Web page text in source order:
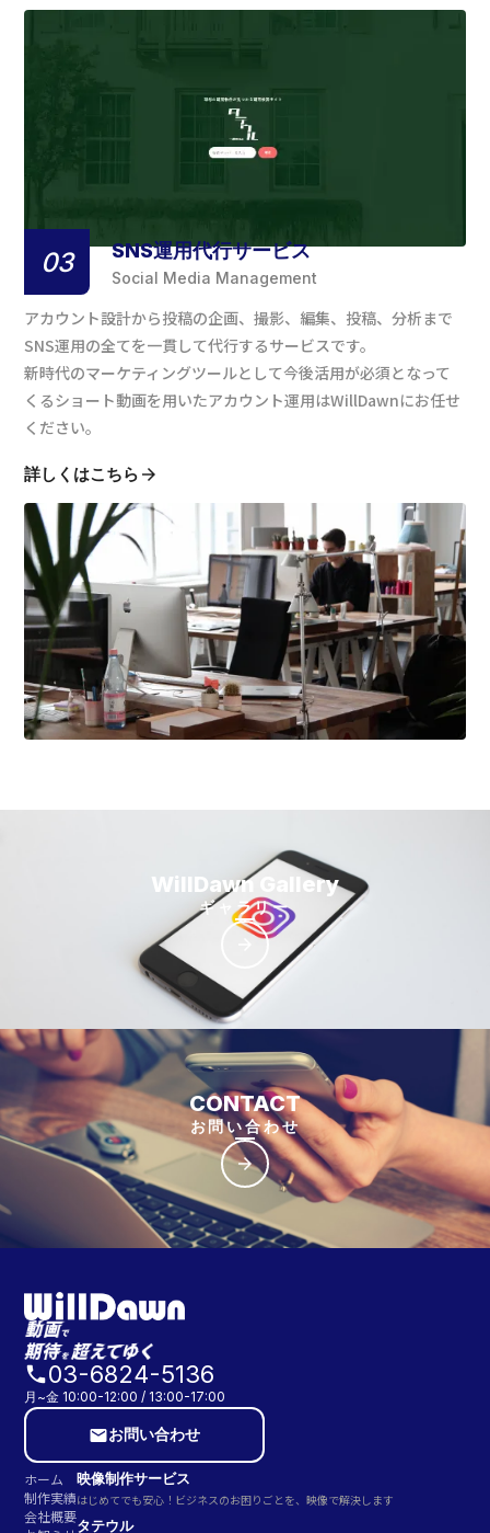
03 SNS運用代行サービス
Social Media Management
アカウント設計から投稿の企画、撮影、編集、投稿、分析まで
SNS運用の全てを一貫して代行するサービスです。
新時代のマーケティングツールとして今後活用が必須となって
くるショート動画を用いたアカウント運用はWillDawnにお任せ
ください。
詳しくはこちら arrow_forward
WillDawn Gallery
ギャラリー
CONTACT
お問い合わせ
arrow_forward
phone03-6824-5136
月~金 10:00-12:00 / 13:00-17:00
emailお問い合わせ
ホーム
制作実績
会社概要
映像制作サービス
はじめてでも安心！ビジネスのお困りごとを、映像で解決します
タテウル